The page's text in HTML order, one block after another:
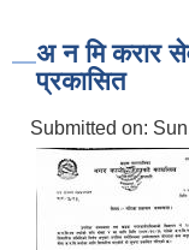
अ न मि करार
प्रकासित
Submitted on: